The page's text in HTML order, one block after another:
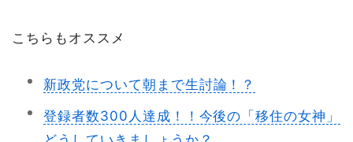
こちらもオススメ
新政党について朝まで生討論！？
登録者数300人達成！！今後の「移住の女神」